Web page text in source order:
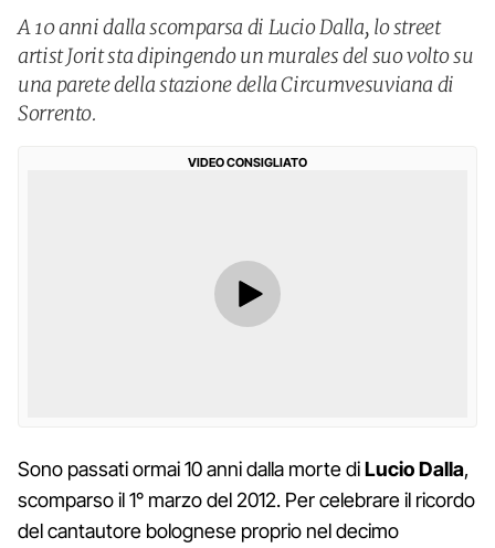
A 10 anni dalla scomparsa di Lucio Dalla, lo street
artist Jorit sta dipingendo un murales del suo volto su
una parete della stazione della Circumvesuviana di
Sorrento.
VIDEO CONSIGLIATO
Sono passati ormai 10 anni dalla morte diLucio Dalla,
scomparso il 1° marzo del 2012. Per celebrare il ricordo
del cantautore bolognese proprio nel decimo